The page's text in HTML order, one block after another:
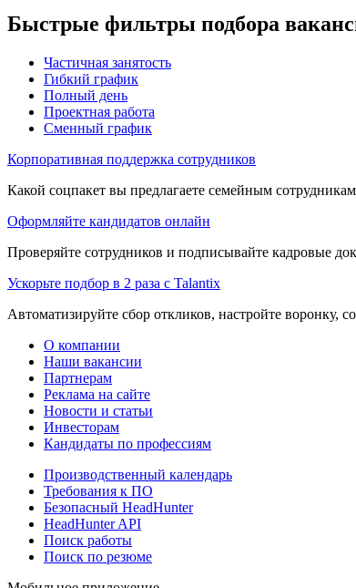
Быстрые фильтры подбора
Частичная занятость
Гибкий график
Полный день
Проектная работа
Сменный график
Корпоративная поддержка сотрудников
Какой соцпакет вы предлагаете семейным
Оформляйте кандидатов онлайн
Проверяйте сотрудников и подписывайте кадровые
Ускорьте подбор в 2 раза с Talantix
Автоматизируйте сбор откликов, настройте воронку,
О компании
Наши вакансии
Партнерам
Реклама на сайте
Новости и статьи
Инвесторам
Кандидаты по профессиям
Производственный календарь
Требования к ПО
Безопасный HeadHunter
HeadHunter API
Поиск работы
Поиск по резюме